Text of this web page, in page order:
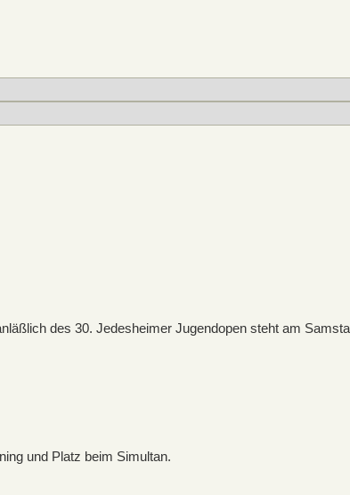
des 30. Jedesheimer Jugendopen steht am
und Platz beim Simultan.